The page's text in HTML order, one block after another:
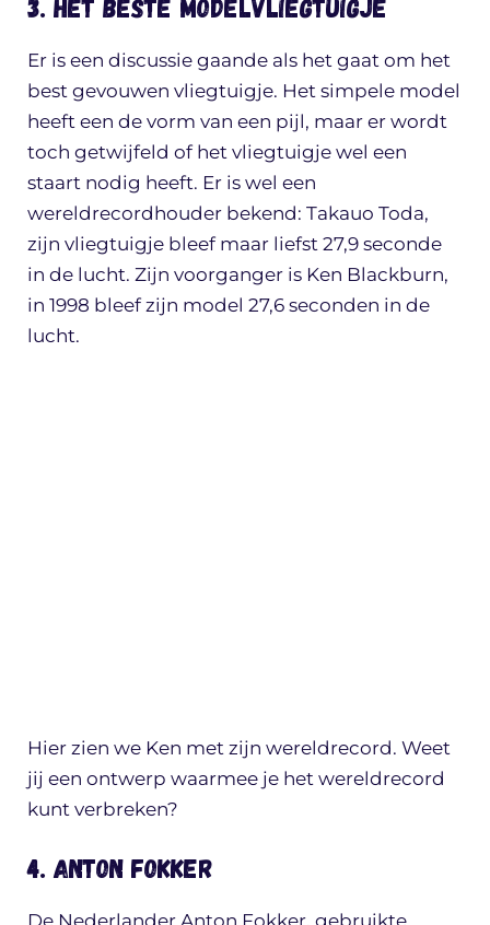
3. Het beste modelvliegtuigje
Er is een discussie gaande als het gaat om het
best gevouwen vliegtuigje. Het simpele model
heeft een de vorm van een pijl, maar er wordt
toch getwijfeld of het vliegtuigje wel een
staart nodig heeft. Er is wel een
wereldrecordhouder bekend: Takauo Toda,
zijn vliegtuigje bleef maar liefst 27,9 seconde
in de lucht. Zijn voorganger is Ken Blackburn,
in 1998 bleef zijn model 27,6 seconden in de
lucht.
Hier zien we Ken met zijn wereldrecord. Weet
jij een ontwerp waarmee je het wereldrecord
kunt verbreken?
4. Anton Fokker
De Nederlander Anton Fokker, gebruikte